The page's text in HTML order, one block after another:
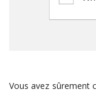
Vous avez sûrement